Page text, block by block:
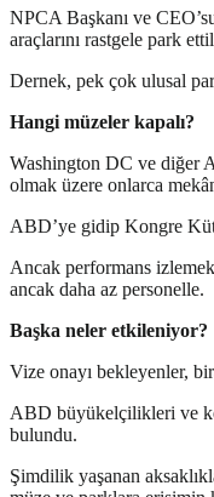
NPCA Başkanı ve
araçlarını rastgele park
Dernek, pek çok ulusal
Hangi müzeler kapalı?
Washington DC ve diğer
olmak üzere onlarca
ABD’ye gidip Kongre
Ancak performans
ancak daha az personelle.
Başka neler etkileniyor?
Vize onayı bekleyenler,
ABD büyükelçilikleri ve
bulundu.
Şimdilik yaşanan